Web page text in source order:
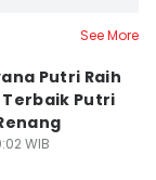
See More
Putri Raih
Putri
WIB